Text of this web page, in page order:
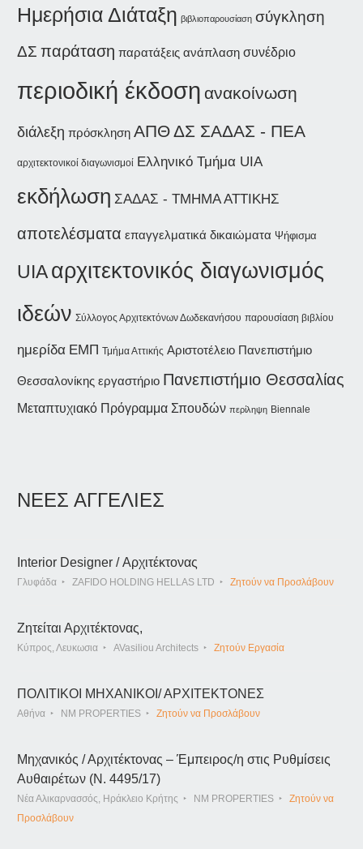
Ημερήσια Διάταξη βιβλιοπαρουσίαση σύγκληση
ΔΣ παράταση παρατάξεις ανάπλαση συνέδριο
περιοδική έκδοση ανακοίνωση
διάλεξη πρόσκληση ΑΠΘΔΣ ΣΑΔΑΣ - ΠΕΑ
αρχιτεκτονικοί διαγωνισμοί Ελληνικό Τμήμα UIA
εκδήλωση ΣΑΔΑΣ - ΤΜΗΜΑ ΑΤΤΙΚΗΣ
αποτελέσματα επαγγελματικά δικαιώματα Ψήφισμα
UIA αρχιτεκτονικός διαγωνισμός
ιδεών Σύλλογος Αρχιτεκτόνων Δωδεκανήσου παρουσίαση βιβλίου
ημερίδα ΕΜΠ Τμήμα Αττικής Αριστοτέλειο Πανεπιστήμιο
Θεσσαλονίκης εργαστήριο Πανεπιστήμιο Θεσσαλίας
Μεταπτυχιακό Πρόγραμμα Σπουδών περίληψη Biennale
ΝΕΕΣ ΑΓΓΕΛΙΕΣ
Interior Designer / Αρχιτέκτονας
Γλυφάδα ZAFIDO HOLDING HELLAS LTD Ζητούν να Προσλάβουν
Ζητείται Αρχιτέκτονας,
Κύπρος, Λευκωσια AVasiliou Architects Ζητούν Εργασία
ΠΟΛΙΤΙΚΟΙ ΜΗΧΑΝΙΚΟΙ/ ΑΡΧΙΤΕΚΤΟΝΕΣ
Αθήνα NM PROPERTIES Ζητούν να Προσλάβουν
Μηχανικός / Αρχιτέκτονας – Έμπειρος/η στις Ρυθμίσεις
Αυθαιρέτων (Ν. 4495/17)
Νέα Αλικαρνασσός, Ηράκλειο Κρήτης NM PROPERTIES
Ζητούν να
Προσλάβουν